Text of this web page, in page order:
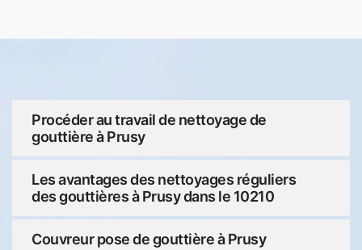
Procéder au travail de nettoyage de
gouttière à Prusy
Les avantages des nettoyages réguliers
des gouttières à Prusy dans le 10210
Couvreur pose de gouttière à Prusy